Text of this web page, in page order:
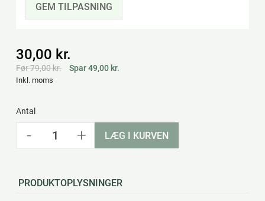
GEM TILPASNING
30,00 kr.
Før 79,00 kr. Spar 49,00 kr.
Inkl. moms
Antal
- + LÆG I KURVEN
PRODUKTOPLYSNINGER